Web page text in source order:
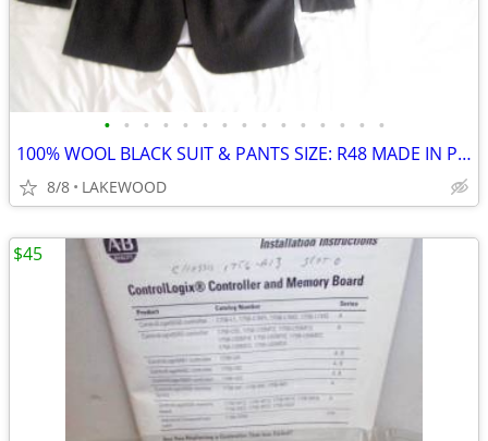
• • • • • • • • • • • • • • •
100% WOOL BLACK SUIT & PANTS SIZE: R48 MADE IN POLAND PLEATED
8/8 LAKEWOOD
$45